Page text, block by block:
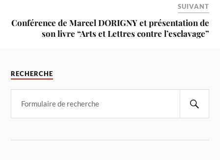
SUIVANT
Conférence de Marcel DORIGNY et présentation de
son livre “Arts et Lettres contre l’esclavage”
RECHERCHE